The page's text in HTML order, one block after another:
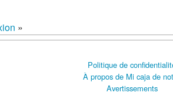
»
Politique de
À propos de Mi caja de
Avertissements